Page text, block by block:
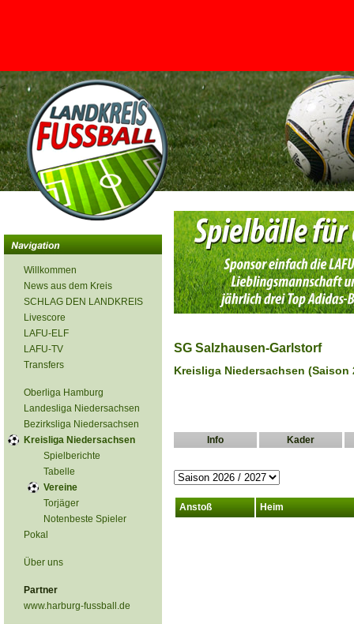
<
Willkommen
News aus dem Kreis
SCHLAG DEN LANDKREIS
Livescore
LAFU-ELF
LAFU-TV
Transfers
Oberliga Hamburg
Landesliga Niedersachsen
Bezirksliga Niedersachsen
Kreisliga Niedersachsen
Spielberichte
Tabelle
Vereine
Torjäger
Notenbeste Spieler
Pokal
Über uns
Partner
www.harburg-fussball.de
SG Salzhausen-Garlstorf
Kreisliga Niedersachsen (Saison
Info Kader
Anstoß Heim